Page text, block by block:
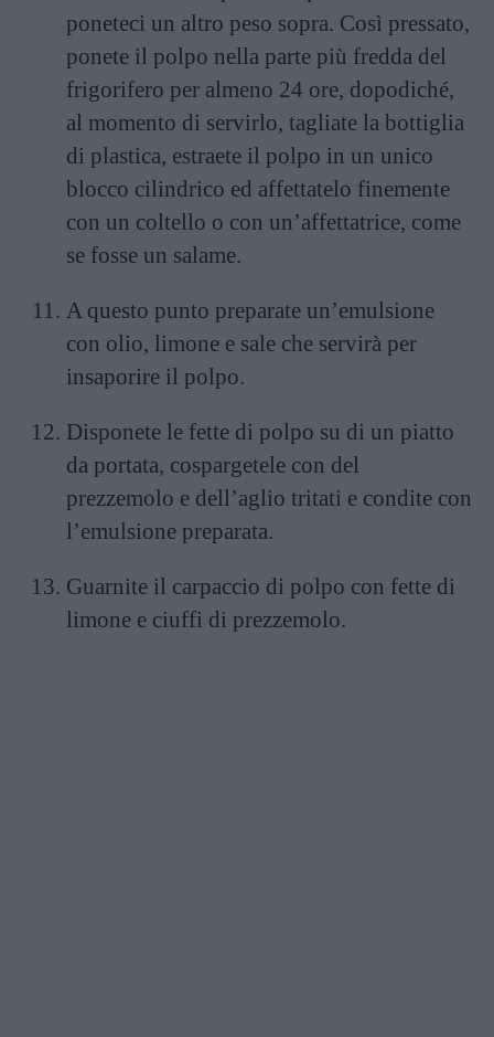
poneteci un altro peso sopra. Così pressato,
ponete il polpo nella parte più fredda del
frigorifero per almeno 24 ore, dopodiché,
al momento di servirlo, tagliate la bottiglia
di plastica, estraete il polpo in un unico
blocco cilindrico ed affettatelo finemente
con un coltello o con un’affettatrice, come
se fosse un salame.
A questo punto preparate un’emulsione
con olio, limone e sale che servirà per
insaporire il polpo.
Disponete le fette di polpo su di un piatto
da portata, cospargetele con del
prezzemolo e dell’aglio tritati e condite con
l’emulsione preparata.
Guarnite il carpaccio di polpo con fette di
limone e ciuffi di prezzemolo.